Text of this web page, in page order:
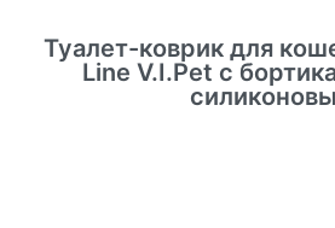
Туалет-коврик для
Line V.I.Pet с